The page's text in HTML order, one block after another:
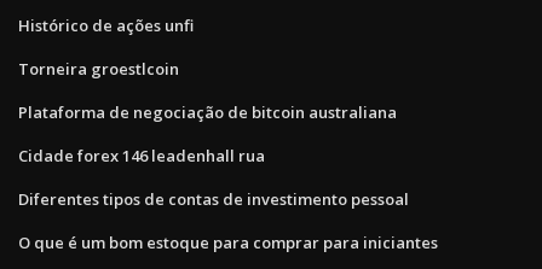
Histórico de ações unfi
Torneira groestlcoin
Plataforma de negociação de bitcoin australiana
Cidade forex 146 leadenhall rua
Diferentes tipos de contas de investimento pessoal
O que é um bom estoque para comprar para iniciantes